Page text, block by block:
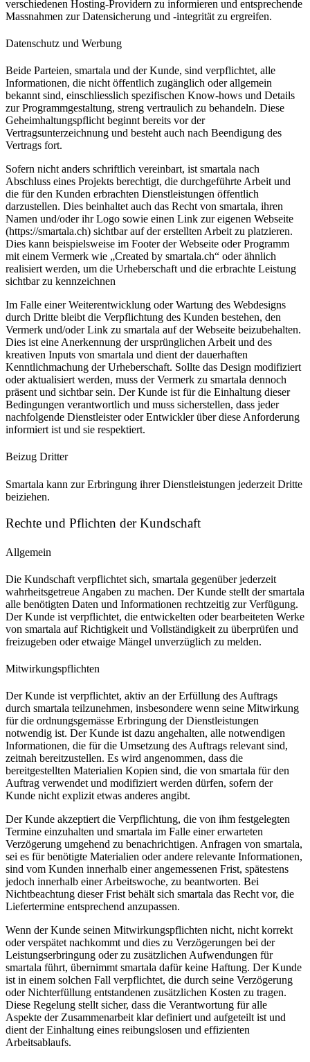
verschiedenen Hosting-Providern zu informieren und entsprechende
Massnahmen zur Datensicherung und -integrität zu ergreifen.
Datenschutz und Werbung
Beide Parteien, smartala und der Kunde, sind verpflichtet, alle
Informationen, die nicht öffentlich zugänglich oder allgemein
bekannt sind, einschliesslich spezifischen Know-hows und Details
zur Programmgestaltung, streng vertraulich zu behandeln. Diese
Geheimhaltungspflicht beginnt bereits vor der
Vertragsunterzeichnung und besteht auch nach Beendigung des
Vertrags fort.
Sofern nicht anders schriftlich vereinbart, ist smartala nach
Abschluss eines Projekts berechtigt, die durchgeführte Arbeit und
die für den Kunden erbrachten Dienstleistungen öffentlich
darzustellen. Dies beinhaltet auch das Recht von smartala, ihren
Namen und/oder ihr Logo sowie einen Link zur eigenen Webseite
(https://smartala.ch) sichtbar auf der erstellten Arbeit zu platzieren.
Dies kann beispielsweise im Footer der Webseite oder Programm
mit einem Vermerk wie „Created by smartala.ch“ oder ähnlich
realisiert werden, um die Urheberschaft und die erbrachte Leistung
sichtbar zu kennzeichnen
Im Falle einer Weiterentwicklung oder Wartung des Webdesigns
durch Dritte bleibt die Verpflichtung des Kunden bestehen, den
Vermerk und/oder Link zu smartala auf der Webseite beizubehalten.
Dies ist eine Anerkennung der ursprünglichen Arbeit und des
kreativen Inputs von smartala und dient der dauerhaften
Kenntlichmachung der Urheberschaft. Sollte das Design modifiziert
oder aktualisiert werden, muss der Vermerk zu smartala dennoch
präsent und sichtbar sein. Der Kunde ist für die Einhaltung dieser
Bedingungen verantwortlich und muss sicherstellen, dass jeder
nachfolgende Dienstleister oder Entwickler über diese Anforderung
informiert ist und sie respektiert.
Beizug Dritter
Smartala kann zur Erbringung ihrer Dienstleistungen jederzeit Dritte
beiziehen.
Rechte und Pflichten der Kundschaft
Allgemein
Die Kundschaft verpflichtet sich, smartala gegenüber jederzeit
wahrheitsgetreue Angaben zu machen. Der Kunde stellt der smartala
alle benötigten Daten und Informationen rechtzeitig zur Verfügung.
Der Kunde ist verpflichtet, die entwickelten oder bearbeiteten Werke
von smartala auf Richtigkeit und Vollständigkeit zu überprüfen und
freizugeben oder etwaige Mängel unverzüglich zu melden.
Mitwirkungspflichten
Der Kunde ist verpflichtet, aktiv an der Erfüllung des Auftrags
durch smartala teilzunehmen, insbesondere wenn seine Mitwirkung
für die ordnungsgemässe Erbringung der Dienstleistungen
notwendig ist. Der Kunde ist dazu angehalten, alle notwendigen
Informationen, die für die Umsetzung des Auftrags relevant sind,
zeitnah bereitzustellen. Es wird angenommen, dass die
bereitgestellten Materialien Kopien sind, die von smartala für den
Auftrag verwendet und modifiziert werden dürfen, sofern der
Kunde nicht explizit etwas anderes angibt.
Der Kunde akzeptiert die Verpflichtung, die von ihm festgelegten
Termine einzuhalten und smartala im Falle einer erwarteten
Verzögerung umgehend zu benachrichtigen. Anfragen von smartala,
sei es für benötigte Materialien oder andere relevante Informationen,
sind vom Kunden innerhalb einer angemessenen Frist, spätestens
jedoch innerhalb einer Arbeitswoche, zu beantworten. Bei
Nichtbeachtung dieser Frist behält sich smartala das Recht vor, die
Liefertermine entsprechend anzupassen.
Wenn der Kunde seinen Mitwirkungspflichten nicht, nicht korrekt
oder verspätet nachkommt und dies zu Verzögerungen bei der
Leistungserbringung oder zu zusätzlichen Aufwendungen für
smartala führt, übernimmt smartala dafür keine Haftung. Der Kunde
ist in einem solchen Fall verpflichtet, die durch seine Verzögerung
oder Nichterfüllung entstandenen zusätzlichen Kosten zu tragen.
Diese Regelung stellt sicher, dass die Verantwortung für alle
Aspekte der Zusammenarbeit klar definiert und aufgeteilt ist und
dient der Einhaltung eines reibungslosen und effizienten
Arbeitsablaufs.